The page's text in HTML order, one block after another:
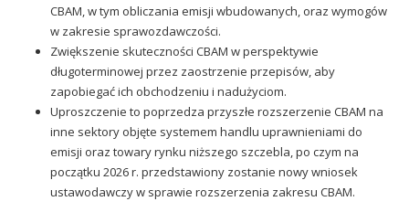
CBAM, w tym obliczania emisji wbudowanych, oraz wymogów
w zakresie sprawozdawczości.
Zwiększenie skuteczności CBAM w perspektywie
długoterminowej przez zaostrzenie przepisów, aby
zapobiegać ich obchodzeniu i nadużyciom.
Uproszczenie to poprzedza przyszłe rozszerzenie CBAM na
inne sektory objęte systemem handlu uprawnieniami do
emisji oraz towary rynku niższego szczebla, po czym na
początku 2026 r. przedstawiony zostanie nowy wniosek
ustawodawczy w sprawie rozszerzenia zakresu CBAM.